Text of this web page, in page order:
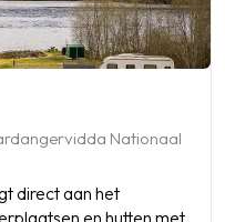
Nationaal
direct aan het
en hutten met